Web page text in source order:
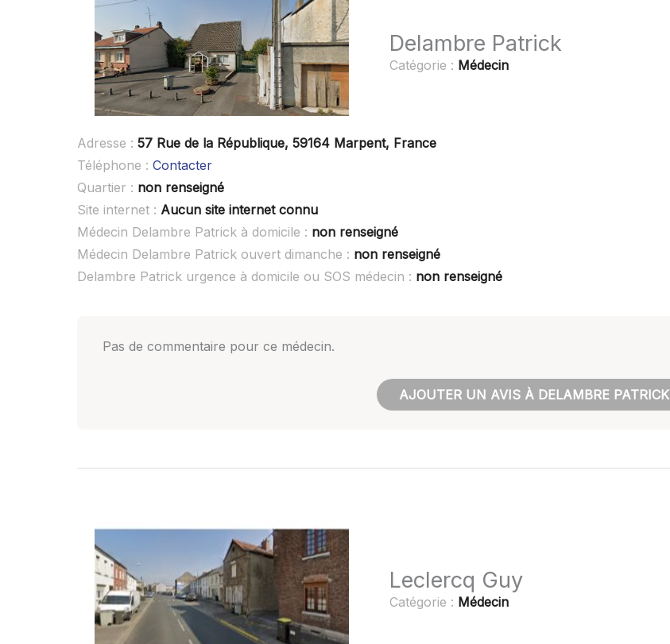
Delambre Patrick
Catégorie : Médecin
Adresse : 57 Rue de la République, 59164 Marpent, France
Téléphone : Contacter
Quartier : non renseigné
Site internet : Aucun site internet connu
Médecin Delambre Patrick à domicile : non renseigné
Médecin Delambre Patrick ouvert dimanche : non renseigné
Delambre Patrick urgence à domicile ou SOS médecin : non renseigné
Pas de commentaire pour ce médecin.
AJOUTER UN AVIS À DELAMBRE PATRICK
Leclercq Guy
Catégorie : Médecin